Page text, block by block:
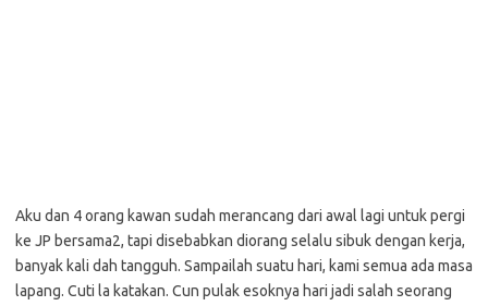
Aku dan 4 orang kawan sudah merancang dari awal lagi untuk pergi
ke JP bersama2, tapi disebabkan diorang selalu sibuk dengan kerja,
banyak kali dah tangguh. Sampailah suatu hari, kami semua ada masa
lapang. Cuti la katakan. Cun pulak esoknya hari jadi salah seorang